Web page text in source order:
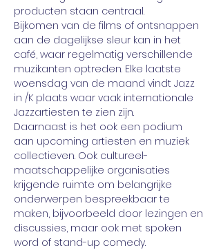
producten staan centraal.
Bijkomen van de films of ontsnappen
aan de dagelijkse sleur kan in het
café, waar regelmatig verschillende
muzikanten optreden. Elke laatste
woensdag van de maand vindt Jazz
in /K plaats waar vaak internationale
Jazzartiesten te zien zijn.
Daarnaast is het ook een podium
aan upcoming artiesten en muziek
collectieven. Ook cultureel-
maatschappelijke organisaties
krijgende ruimte om belangrijke
onderwerpen bespreekbaar te
maken, bijvoorbeeld door lezingen en
discussies, maar ook met spoken
word of stand-up comedy.